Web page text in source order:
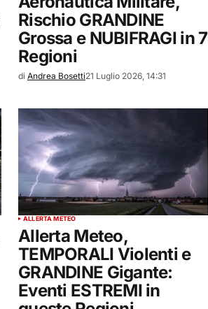
Rischio GRANDINE
Grossa e NUBIFRAGI in 7
Regioni
di Andrea Bosetti21 Luglio 2026, 14:31
ALLERTA METEO
Allerta Meteo,
TEMPORALI Violenti e
GRANDINE Gigante:
Eventi ESTREMI in